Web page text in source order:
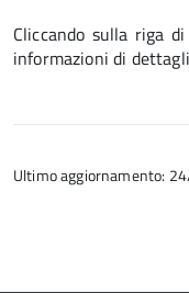
Cliccando sulla riga
informazioni di
Ultimo aggiornamento: